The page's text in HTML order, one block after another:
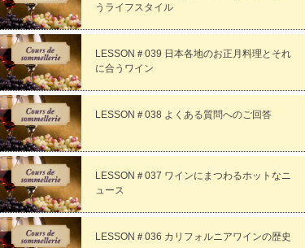
うライフスタイル
LESSON＃039 日本各地のお正月料理とそれ
に合うワイン
LESSON＃038 よくある質問へのご回答
LESSON＃037 ワインにまつわるホットなニ
ュース
LESSON＃036 カリフォルニアワインの歴史